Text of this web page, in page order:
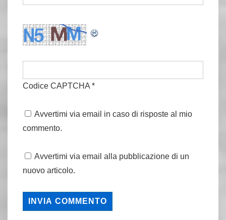
Codice CAPTCHA *
Avvertimi via email in caso di risposte al mio
commento.
Avvertimi via email alla pubblicazione di un
nuovo articolo.